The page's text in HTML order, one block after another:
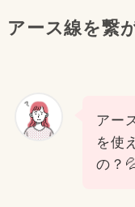
アース線を繋
アー
を使
の？